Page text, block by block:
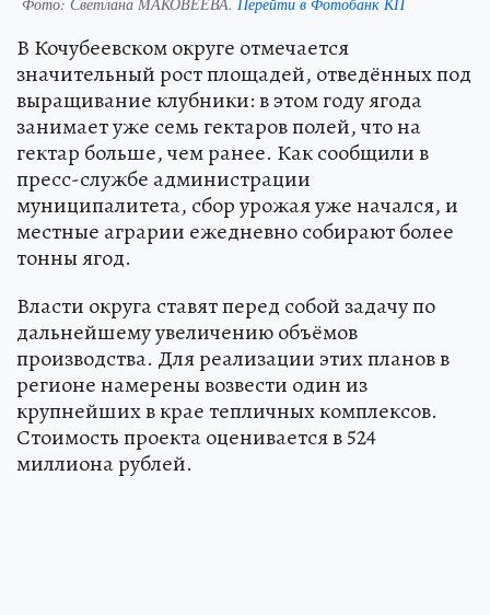
В Кочубеевском округе отмечается
значительный рост площадей, отведённых под
выращивание клубники: в этом году ягода
занимает уже семь гектаров полей, что на
гектар больше, чем ранее. Как сообщили в
пресс-службе администрации
муниципалитета, сбор урожая уже начался, и
местные аграрии ежедневно собирают более
тонны ягод.
Власти округа ставят перед собой задачу по
дальнейшему увеличению объёмов
производства. Для реализации этих планов в
регионе намерены возвести один из
крупнейших в крае тепличных комплексов.
Стоимость проекта оценивается в 524
миллиона рублей.